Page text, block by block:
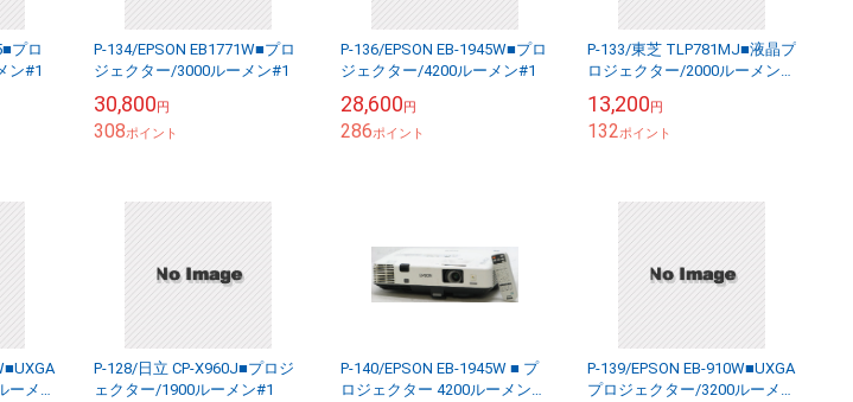
プロ
ン#1
P-134/EPSON EB1771W■プロ
ジェクター/3000ルーメン#1
30,800円
308ポイント
P-136/EPSON EB-1945W■プロ
ジェクター/4200ルーメン#1
28,600円
286ポイント
P-133/東芝 TLP781MJ■液晶プ
ロジェクター/2000ルーメン
13,200円
132ポイント
メン
P-128/日立 CP-X960J■プロジ
ェクター/1900ルーメン#1
P-140/EPSON EB-1945W ■ プ
ロジェクター 4200ルーメン
P-139/EPSON EB-910W■UXGA
プロジェクター/3200ルーメン